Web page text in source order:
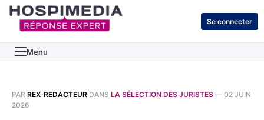
Se connecter
Menu
PAR REX-REDACTEUR DANS LA SÉLECTION DES JURISTES — 02 JUIN
2026